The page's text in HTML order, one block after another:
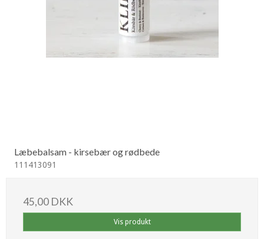
Læbebalsam - kirsebær og rødbede
111413091
45,00 DKK
Vis produkt